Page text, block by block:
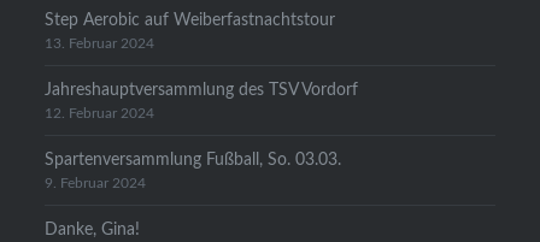
Step Aerobic auf Weiberfastnachtstour
13. Februar 2024
Jahreshauptversammlung des TSV Vordorf
12. Februar 2024
Spartenversammlung Fußball, So. 03.03.
9. Februar 2024
Danke, Gina!